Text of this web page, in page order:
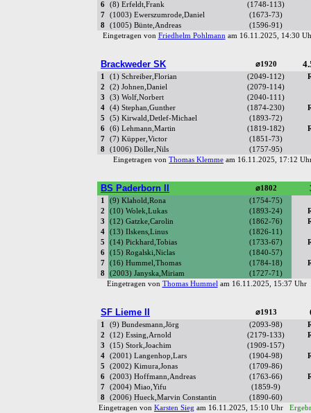
6
(8) Erfeldt,Frank
(1748-113)
7
(1003) Ewerszumrode,Daniel
(1673-73)
8
(1005) Bünte,Andreas
(1596-91)
Eingetragen von Friedhelm Pohlmannam 16.11.2025, 14:30
Brackweder SK ⌀1920
1 (1) Schreiber,Florian (2049-112)
2
(2) Johnen,Daniel
(2079-114)
3
(3) Wolf,Norbert
(2040-111)
4
(4) Stephan,Gunther (1874-230)
5
(5) Kirwald,Detlef-Michael
(1893-72)
6
(6) Lehmann,Martin (1819-182)
7
(7) Küpper,Victor
(1851-73)
8
(1006) Döller,Nils
(1757-95)
Eingetragen von Thomas Klemme am 16.11.2025, 17:12
BS Paderborn II ⌀1802
1 (9) Klahold,Rona
(1754-75)
2
(10) Wolek,Lukas (1893-24)
3
(12) Gatzke,Carolin (1862-76)
4
(13) Ilskens,Linus
(1826-11)
5
(14) Pickhard,Tobias (1733-67)
6
(15) Rogalski,Niclas
(1840-57)
7
(16) Hummel,Thomas (1784-18)
8
(2003) Janyska,Miriam
(1727-71)
Eingetragen von Thomas Hummelam 16.11.2025, 15:37
SF Lieme II ⌀1913
1 (9) Bundesmann,Jörg (2093-98)
2
(12) Essing,Arnold (2179-133)
3
(15) Stork,Joachim
(1909-157)
4
(2001) Langenhop,Lars (1904-98)
5
(2002) Kimura,Jonas
(1709-86)
6
(2003) Hoffmann,Andreas (1763-66)
7
(2004) Miao,Yifu
(1859-9)
8
(2006) Hueck,Marvin Constantin
(1890-60)
Eingetragen von Karsten Sieg am 16.11.2025, 15:10 Uhr